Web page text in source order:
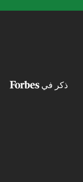
ذكر في